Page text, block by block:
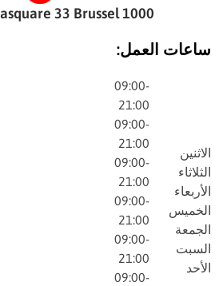
33 Brussel 1000
ساعات العمل:
الاثنين
الثلاثاء
الأربعاء
الخميس
الجمعة
السبت
الأحد
09:00-
21:00
09:00-
21:00
09:00-
21:00
09:00-
21:00
09:00-
21:00
09:00-